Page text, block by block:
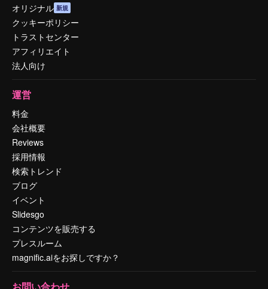
オリジナル 新規
クッキーポリシー
トラストセンター
アフィリエイト
法人向け
運営
料金
会社概要
Reviews
採用情報
検索トレンド
ブログ
イベント
Slidesgo
コンテンツを販売する
プレスルーム
magnific.aiをお探しですか？
お問い合わせ